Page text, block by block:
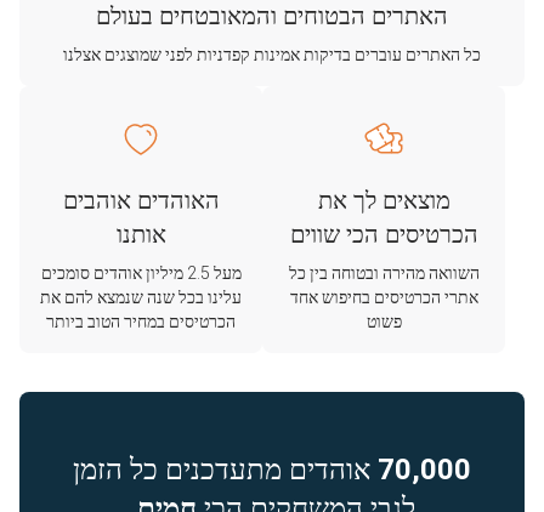
האתרים הבטוחים והמאובטחים בעולם
כל האתרים עוברים בדיקות אמינות קפדניות לפני שמוצגים אצלנו
מוצאים לך את
הכרטיסים הכי שווים
השוואה מהירה ובטוחה בין כל
אתרי הכרטיסים בחיפוש אחד
פשוט
האוהדים אוהבים
אותנו
מעל 2.5 מיליון אוהדים סומכים
עלינו בכל שנה שנמצא להם את
הכרטיסים במחיר הטוב ביותר
70,000 אוהדים מתעדכנים כל הזמן